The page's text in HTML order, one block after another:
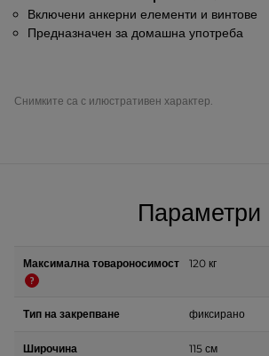
Включени анкерни елементи и винтове
Предназначен за домашна употреба
Снимките са с илюстративен характер.
Параметри
Максимална товароносимост 120 кг
Тип на закрепване фиксирано
Широчина 115 см